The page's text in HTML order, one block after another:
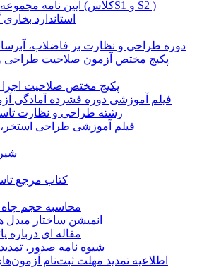
آیین نامه مجموعه پمپ های آتش نشانی (کلاسS1 و S2 )
استاندارد
دوره طراحی و نظارت بر فاضلاب،
پکیج مختص آزمون صلاحیت طراحی
پکیج مختص صلاحیت اجرا
فیلم آموزشی دوره فشرده آمادگی
رشته طراحی و نظارت
فیلم آموزشی طراحی
کتاب مرجع
محاسبه حجم چاه
انمیشن ساختار
مقاله ای درباره
شیوه نامه صدور،
اطلاعیه تمدید مهلت ثبت‌نام